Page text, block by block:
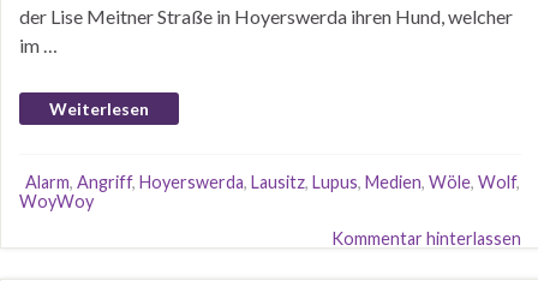
der Lise Meitner Straße in Hoyerswerda ihren Hund, welcher
im …
Weiterlesen
Alarm, Angriff, Hoyerswerda, Lausitz, Lupus, Medien, Wöle, Wolf,
WoyWoy
Kommentar hinterlassen